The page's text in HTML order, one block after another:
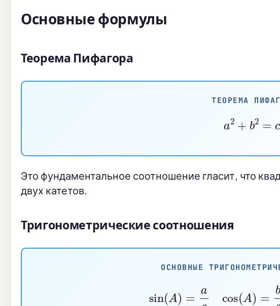
Основные формулы
Теорема Пифагора
ТЕОРЕМА
a2 + b2
Это фундаментальное соотношение гласит, что
двух катетов.
Тригонометрические соотношения
ОСНОВНЫЕ
)= c